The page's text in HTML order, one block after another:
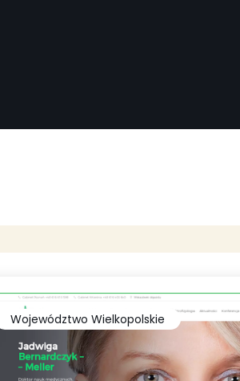
Województwo Wielkopolskie